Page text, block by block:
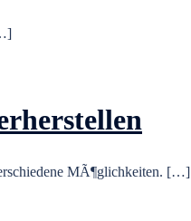
MÃ¶glichkeiten. […]